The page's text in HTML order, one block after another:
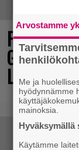
Final
Live -
Arvostamme
Me ja
hyödynnämme
mainoksia.
Hyväksymällä
Käytämme